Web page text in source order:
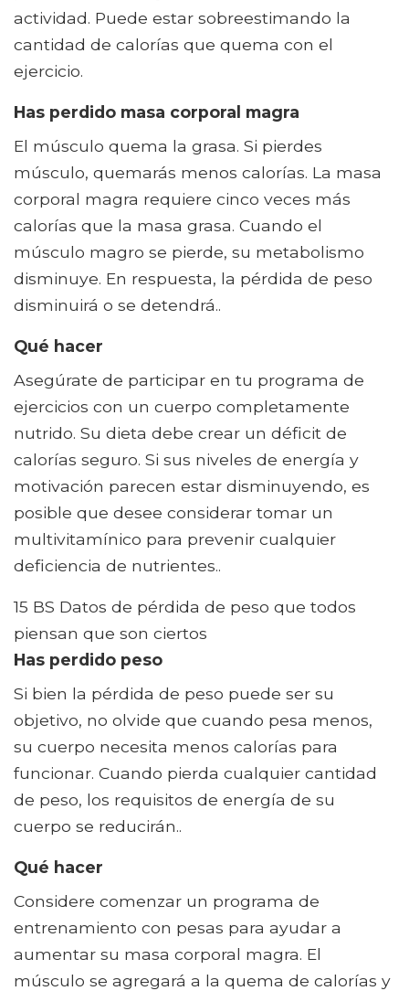
actividad. Puede estar sobreestimando la
cantidad de calorías que quema con el
ejercicio.
Has perdido masa corporal magra
El músculo quema la grasa. Si pierdes
músculo, quemarás menos calorías. La masa
corporal magra requiere cinco veces más
calorías que la masa grasa. Cuando el
músculo magro se pierde, su metabolismo
disminuye. En respuesta, la pérdida de peso
disminuirá o se detendrá..
Qué hacer
Asegúrate de participar en tu programa de
ejercicios con un cuerpo completamente
nutrido. Su dieta debe crear un déficit de
calorías seguro. Si sus niveles de energía y
motivación parecen estar disminuyendo, es
posible que desee considerar tomar un
multivitamínico para prevenir cualquier
deficiencia de nutrientes..
15 BS Datos de pérdida de peso que todos
piensan que son ciertos
Has perdido peso
Si bien la pérdida de peso puede ser su
objetivo, no olvide que cuando pesa menos,
su cuerpo necesita menos calorías para
funcionar. Cuando pierda cualquier cantidad
de peso, los requisitos de energía de su
cuerpo se reducirán..
Qué hacer
Considere comenzar un programa de
entrenamiento con pesas para ayudar a
aumentar su masa corporal magra. El
músculo se agregará a la quema de calorías y